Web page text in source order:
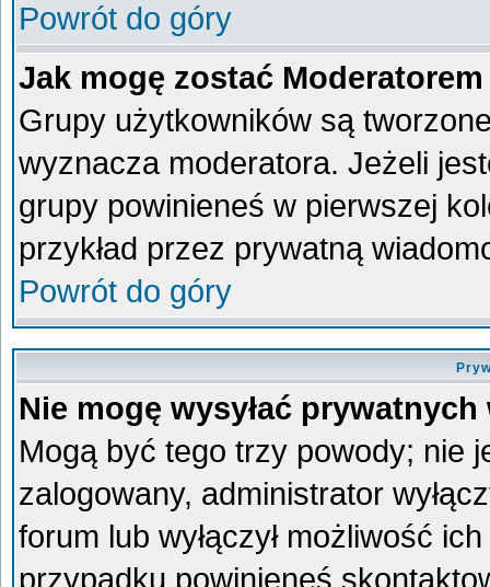
Powrót do góry
Jak mogę zostać
Grupy użytkowników są
wyznacza moderatora. Jeżeli
grupy powinieneś w pierwszej
przykład przez prywatną
Powrót do góry
Nie mogę wysyłać
Mogą być tego trzy powody; nie
zalogowany, administrator
forum lub wyłączył możliwość
przypadku powinieneś